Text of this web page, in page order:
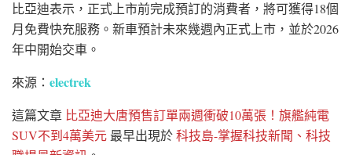
比亞迪表示，正式上市前完成預訂的消費者，將可獲得18個
月免費快充服務。新車預計未來幾週內正式上市，並於2026
年中開始交車。
來源： electrek
這篇文章 比亞迪大唐預售訂單兩週衝破10萬張！旗艦純電
SUV不到4萬美元 最早出現於科技島-掌握科技新聞、科技